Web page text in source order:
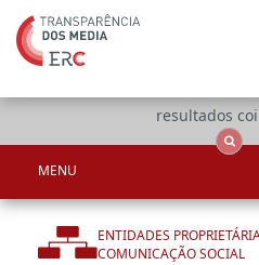
resultados
MENU
ENTIDADES
COMUNICAÇÃO SOCIAL